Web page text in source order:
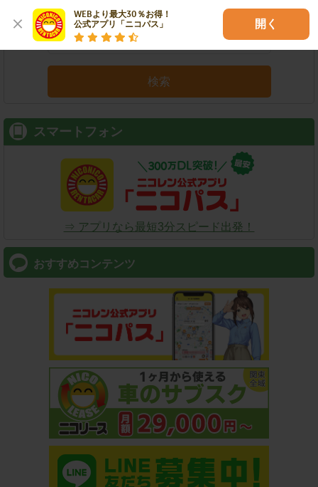
WEBより最大30％お得！
公式アプリ「ニコパス」
開く
店舗名 駅名 空港名
検索
スマートフォン
⇒ アプリなら最短3分スピード出発！
おすすめコンテンツ